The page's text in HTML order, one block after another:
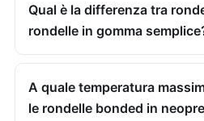
Qual è la differenza tra
rondelle in gomma
A quale temperatura
le rondelle bonded in